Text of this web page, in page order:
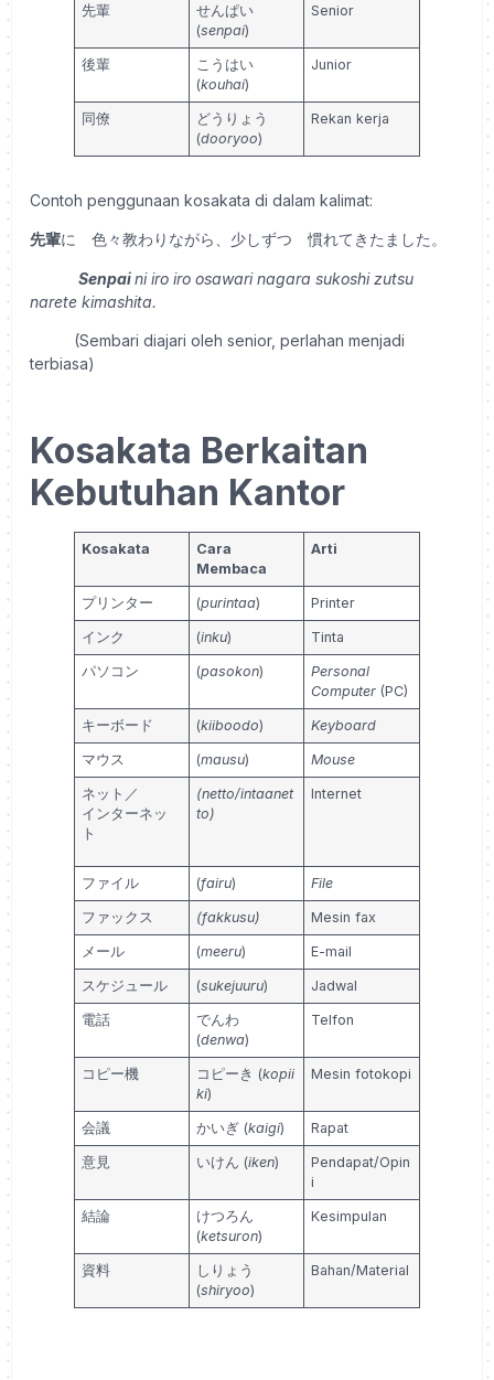
先輩
せんぱい
(senpai)
Senior
後輩
こうはい
(kouhai)
Junior
同僚
どうりょう
(dooryoo)
Rekan kerja
Contoh penggunaan kosakata di dalam kalimat:
先輩に 色々教わりながら、少しずつ 慣れてきたました。
Senpaini iro iro osawari nagara sukoshi zutsu
narete kimashita.
(Sembari diajari oleh senior, perlahan menjadi
terbiasa)
Kosakata Berkaitan
Kebutuhan Kantor
Kosakata
Cara
Membaca
Arti
プリンター (purintaa) Printer
インク (inku) Tinta
パソコン (pasokon)
Personal
Computer (PC)
キーボード (kiiboodo) Keyboard
マウス (mausu) Mouse
ネット／
インターネッ
ト
(netto/intaanet
to)
Internet
ファイル (fairu) File
ファックス (fakkusu) Mesin fax
メール (meeru) E-mail
スケジュール (sukejuuru) Jadwal
電話
でんわ
(denwa)
Telfon
コピー機 コピーき (kopii
ki)
Mesin fotokopi
会議 かいぎ (kaigi) Rapat
意見 いけん (iken)
Pendapat/Opin
i
結論
けつろん
(ketsuron)
Kesimpulan
資料
しりょう
(shiryoo)
Bahan/Material